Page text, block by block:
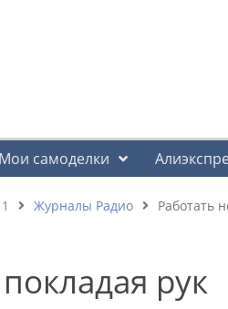
Мои самоделки
Журналы Радио Работать
рук